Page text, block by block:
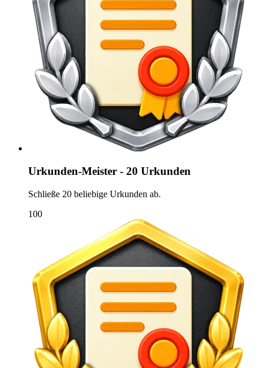
Urkunden-Meister - 20 Urkunden
Schließe 20 beliebige Urkunden ab.
100